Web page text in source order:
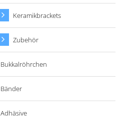
Keramikbrackets
Zubehör
Bukkalröhrchen
Bänder
Adhäsive